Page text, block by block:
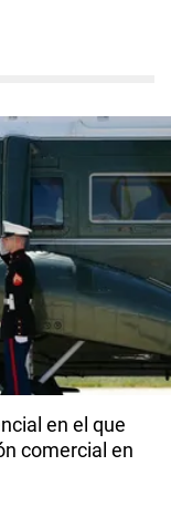
en el que
comercial en